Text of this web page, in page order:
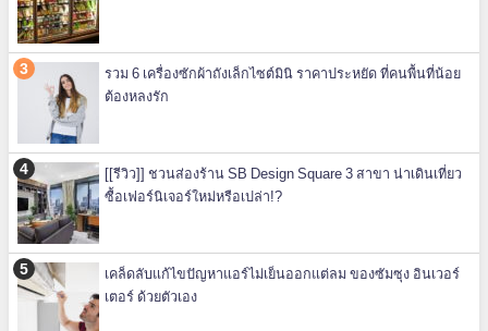
รวม 6 เครื่องซักผ้าถังเล็กไซต์มินิ ราคาประหยัด ที่คนพื้นที่น้อย
ต้องหลงรัก
[[รีวิว]] ชวนส่องร้าน SB Design Square 3 สาขา น่าเดินเที่ยว
ซื้อเฟอร์นิเจอร์ใหม่หรือเปล่า!?
เคล็ดลับแก้ไขปัญหาแอร์ไม่เย็นออกแต่ลม ของซัมซุง อินเวอร์
เตอร์ ด้วยตัวเอง